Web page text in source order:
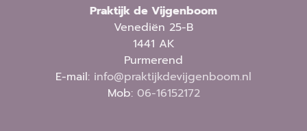
Praktijk de Vijgenboom
Venediën 25-B
1441 AK
Purmerend
E-mail: info@praktijkdevijgenboom.nl
Mob: 06-16152172